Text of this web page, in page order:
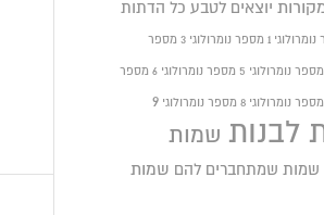
יוצאים לטבע כל הדתות
1 מספר נומרולוגי 3 מספר
מספר נומרולוגי 5 מספר נומרולוגי 6 מספר
מספר נומרולוגי 8 מספר נומרולוגי9
לבנות שמות
שמות שמתחברים להם שמות